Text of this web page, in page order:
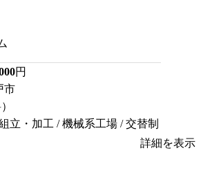
円
市
立・加工 / 機械系工場 / 交替制
詳細を表示